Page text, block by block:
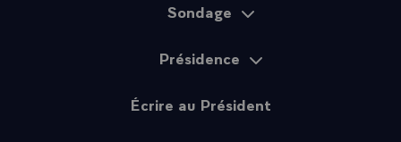
Sondage
Présidence
Écrire au Président